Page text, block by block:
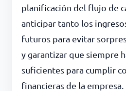
planificación del flujo de
anticipar tanto los
futuros para evitar
y garantizar que siempre
suficientes para cumplir
financieras de la